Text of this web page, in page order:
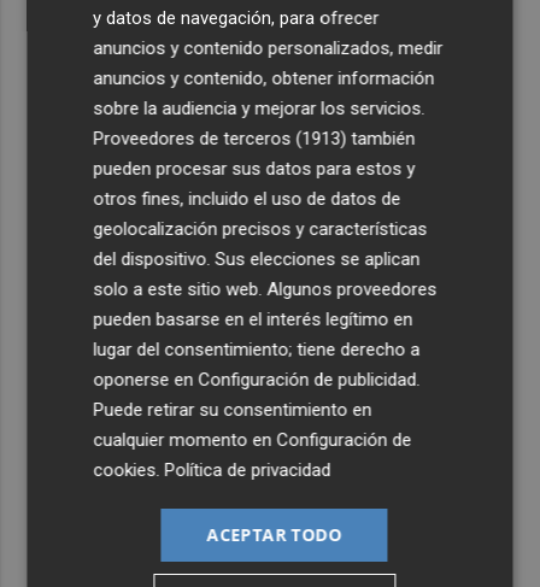
y datos de navegación, para ofrecer
anuncios y contenido personalizados, medir
anuncios y contenido, obtener información
sobre la audiencia y mejorar los servicios.
Proveedores de terceros (1913) también
pueden procesar sus datos para estos y
otros fines, incluido el uso de datos de
geolocalización precisos y características
del dispositivo. Sus elecciones se aplican
solo a este sitio web. Algunos proveedores
pueden basarse en el interés legítimo en
lugar del consentimiento; tiene derecho a
oponerse enConfiguración de publicidad.
Puede retirar su consentimiento en
cualquier momento enConfiguración de
cookies.Política de privacidad
ACEPTAR TODO